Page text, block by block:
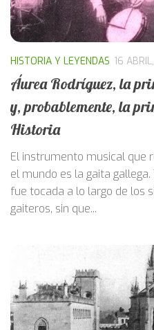
HISTORIA Y LEYENDAS 16
Áurea Rodríguez, la
y, probablemente, la
Historia
El instrumento musical que
el mundo es la gaita
fue tocada a lo largo de los
gaiteros, sin que...